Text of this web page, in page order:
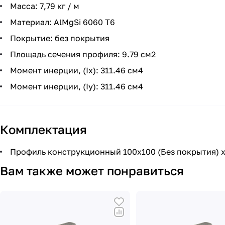
Масса: 7,79 кг / м
Материал: AlMgSi 6060 Т6
Покрытие: без покрытия
Площадь сечения профиля: 9.79 см2
Момент инерции, (Ix): 311.46 см4
Момент инерции, (Iy): 311.46 см4
Комплектация
Профиль конструкционный 100х100 (Без покрытия)
Вам также может понравиться